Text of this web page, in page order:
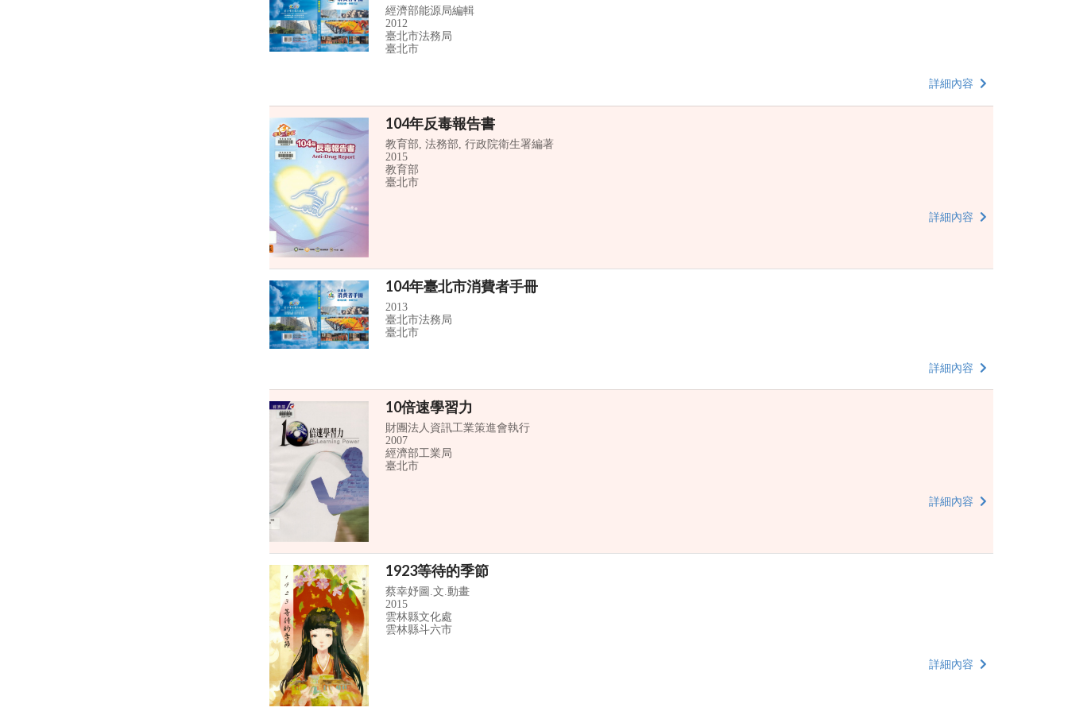
經濟部能源局編輯
2012
臺北市法務局
臺北市
詳細內容
104年反毒報告書
教育部, 法務部, 行政院衛生署編著
2015
教育部
臺北市
詳細內容
104年臺北市消費者手冊
2013
臺北市法務局
臺北市
詳細內容
10倍速學習力
財團法人資訊工業策進會執行
2007
經濟部工業局
臺北市
詳細內容
1923等待的季節
蔡幸妤圖.文.動畫
2015
雲林縣文化處
雲林縣斗六市
詳細內容